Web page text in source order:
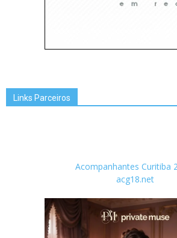
Links Parceiros
Acompanhantes Curitiba
acg18.net